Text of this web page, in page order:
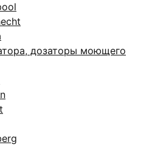
дозаторы моющего